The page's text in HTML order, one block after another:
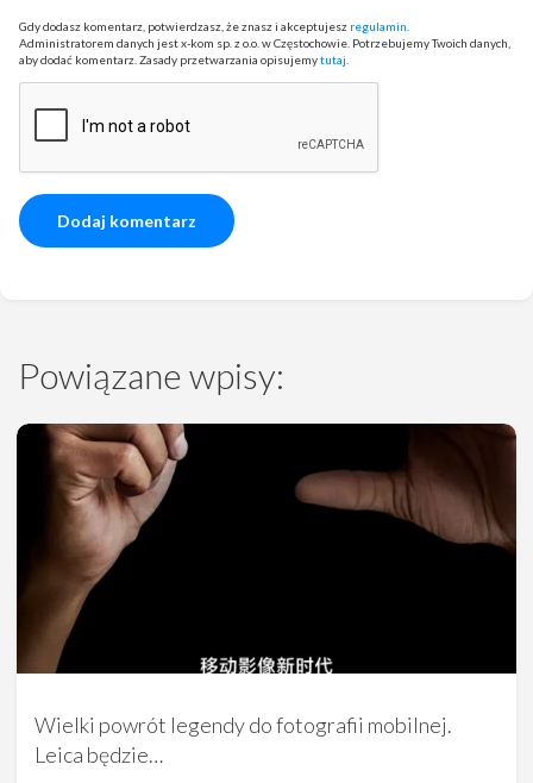
Gdy dodasz komentarz, potwierdzasz, że znasz i akceptujesz regulamin
Administratorem danych jest x-kom sp. z o.o. w Częstochowie. Potrzebujemy Twoich danych,
aby dodać komentarz. Zasady przetwarzania opisujemytutaj
Powiązane wpisy:
Wielki powrót legendy do fotografii mobilnej.
Leica będzie…